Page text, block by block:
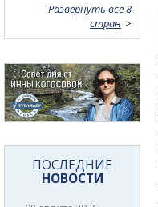
Развернуть все 8
стран
ПОСЛЕДНИЕ
НОВОСТИ